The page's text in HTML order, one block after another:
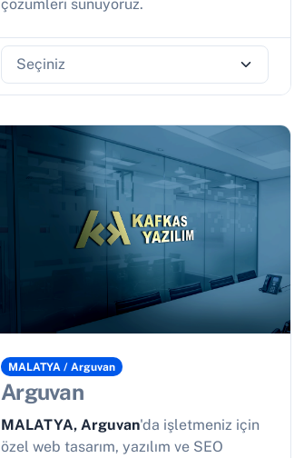
çözümleri sunuyoruz.
MALATYA / Arguvan
Arguvan
MALATYA, Arguvan'da işletmeniz için
özel web tasarım, yazılım ve SEO